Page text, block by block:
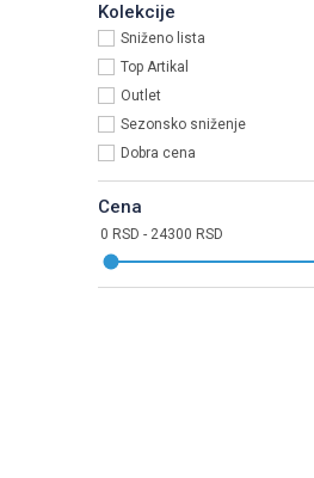
Kolekcije
Sniženo lista
Top Artikal
Outlet
Sezonsko sniženje
Dobra cena
Cena